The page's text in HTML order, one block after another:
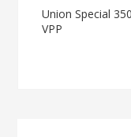
Post
Union Special
VPP